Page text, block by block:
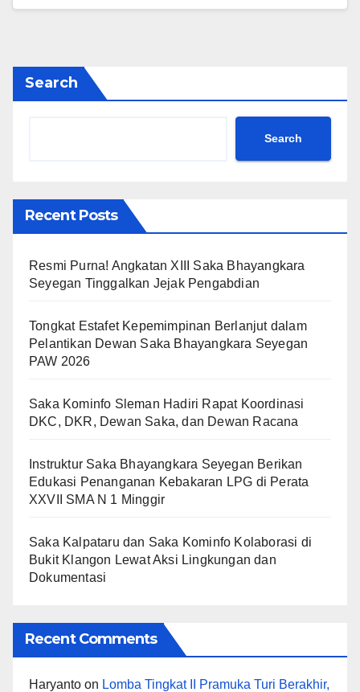
Search
Search
Recent Posts
Resmi Purna! Angkatan XIII Saka Bhayangkara
Seyegan Tinggalkan Jejak Pengabdian
Tongkat Estafet Kepemimpinan Berlanjut dalam
Pelantikan Dewan Saka Bhayangkara Seyegan
PAW 2026
Saka Kominfo Sleman Hadiri Rapat Koordinasi
DKC, DKR, Dewan Saka, dan Dewan Racana
Instruktur Saka Bhayangkara Seyegan Berikan
Edukasi Penanganan Kebakaran LPG di Perata
XXVII SMA N 1 Minggir
Saka Kalpataru dan Saka Kominfo Kolaborasi di
Bukit Klangon Lewat Aksi Lingkungan dan
Dokumentasi
Recent Comments
Haryanto on Lomba Tingkat II Pramuka Turi Berakhir,